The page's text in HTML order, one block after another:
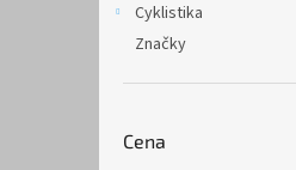
Cyklistika
Značky
Cena